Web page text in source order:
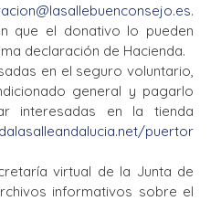
.
que el donativo lo pueden
declaración de Hacienda.
en el seguro voluntario,
general y pagarlo
interesadas en la tienda
puertor
virtual de la Junta de
informativos sobre el